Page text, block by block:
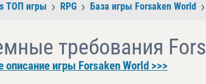
ТОП игры RPG База игры Forsaken World
требования
описание игры Forsaken World >>>